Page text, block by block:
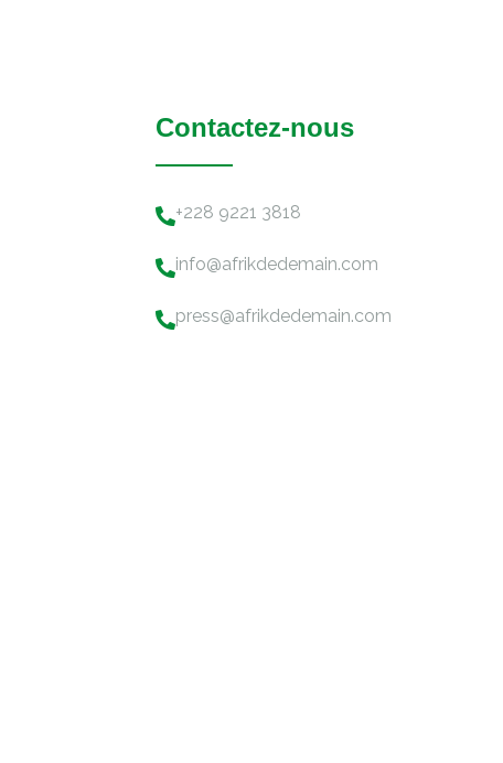
Contactez-nous
+228 9221 3818
info@afrikdedemain.com
press@afrikdedemain.com